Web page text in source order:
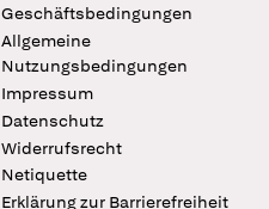
Geschäftsbedingungen
Allgemeine
Nutzungsbedingungen
Impressum
Datenschutz
Widerrufsrecht
Netiquette
Erklärung zur Barrierefreiheit